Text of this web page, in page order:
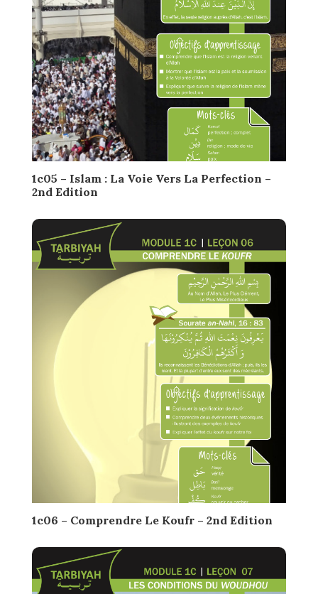
1c05 – Islam : La Voie Vers La Perfection –
2nd Edition
1c06 – Comprendre Le Koufr – 2nd Edition